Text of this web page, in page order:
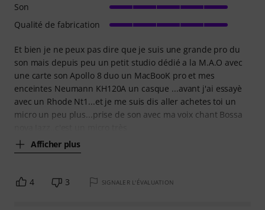
Et bien je ne peux pas dire que je suis une grande pro du
son mais depuis peu un petit studio dédié a la M.A.O avec
une carte son Apollo 8 duo un MacBooK pro et mes
enceintes Neumann KH120A un casque ...avant j'ai essayè
avec un Rhode Nt1...et je me suis dis aller achetes toi un
micro un peu plus...prise de son avec ma voix chant Bossa
Afficher plus
Son
Qualité de fabrication
4 3 SIGNALER L'ÉVALUATION